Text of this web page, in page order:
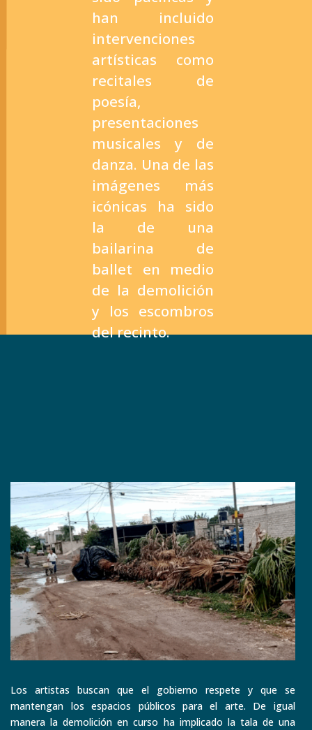
han incluido
intervenciones
artísticas como
recitales de
poesía,
presentaciones
musicales y de
danza. Una de las
imágenes más
icónicas ha sido
la de una
bailarina de
ballet en medio
de la demolición
y los escombros
del recinto.
Los artistas buscan que el gobierno respete y que se
mantengan los espacios públicos para el arte. De igual
manera la demolición en curso ha implicado la tala de una